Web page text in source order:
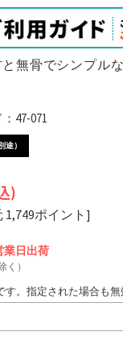
無骨でシンプル
47-071
）
)
1,749ポイント]
業日出荷
く）
す。指定された場合も無